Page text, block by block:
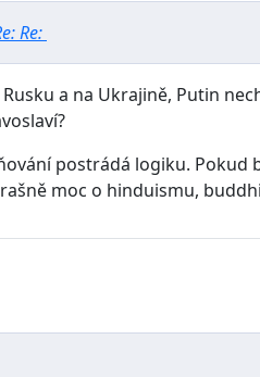
Re:
a na Ukrajině, Putin
postrádá logiku. Pokud
moc o hinduismu,